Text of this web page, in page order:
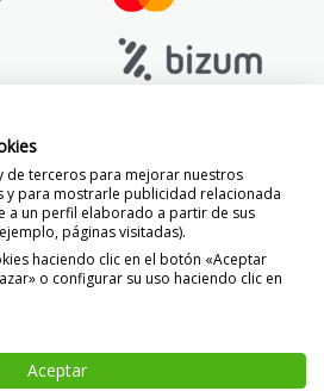
FarmaciaVizcaíno.com
de terceros para mejorar nuestros
y para mostrarle publicidad relacionada
a un perfil elaborado a partir de sus
páginas visitadas).
haciendo clic en el botón «Aceptar
o configurar su uso haciendo clic en
Aceptar